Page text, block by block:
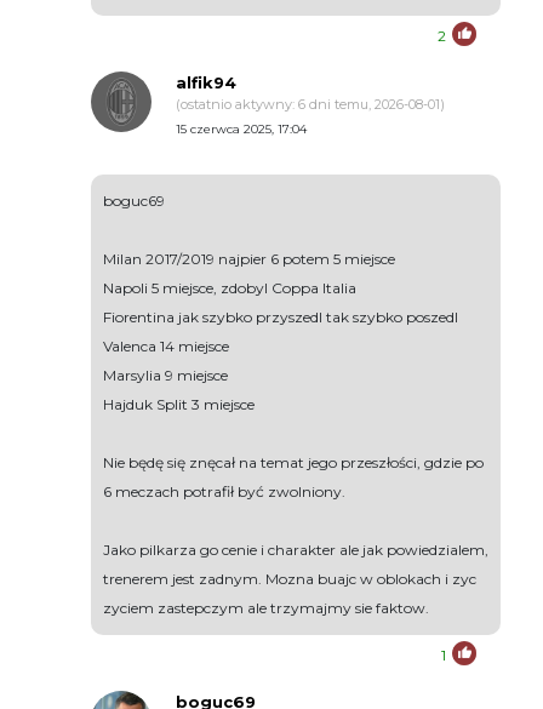
2
alfik94
(ostatnio aktywny: 6 dni temu, 2026-08-01)
15 czerwca 2025, 17:04
boguc69
Milan 2017/2019 najpier 6 potem 5 miejsce
Napoli 5 miejsce, zdobyl Coppa Italia
Fiorentina jak szybko przyszedl tak szybko poszedl
Valenca 14 miejsce
Marsylia 9 miejsce
Hajduk Split 3 miejsce
Nie będę się znęcał na temat jego przeszłości, gdzie po
6 meczach potrafił być zwolniony.
Jako pilkarza go cenie i charakter ale jak powiedzialem,
trenerem jest zadnym. Mozna buajc w oblokach i zyc
zyciem zastepczym ale trzymajmy sie faktow.
1
boguc69